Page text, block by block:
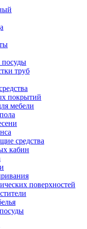
посуды
труб
покрытий
мебели
средства
кабин
поверхностей